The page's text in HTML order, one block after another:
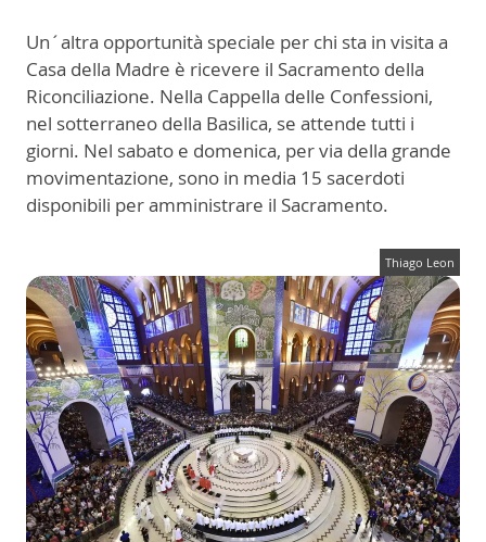
Un´altra opportunità speciale per chi sta in visita a
Casa della Madre è ricevere il Sacramento della
Riconciliazione. Nella Cappella delle Confessioni,
nel sotterraneo della Basilica, se attende tutti i
giorni. Nel sabato e domenica, per via della grande
movimentazione, sono in media 15 sacerdoti
disponibili per amministrare il Sacramento.
Thiago Leon